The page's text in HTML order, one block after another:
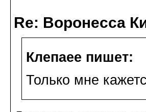
Re: Воронесса
Клепаee пишет:
Только мне